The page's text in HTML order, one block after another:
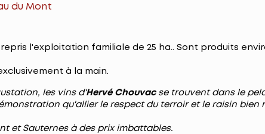
du Mont
l'exploitation familiale de 25 ha.. Sont produits
à la main.
les vins d'Hervé Chouvacse trouvent dans le
qu'allier le respect du terroir et le raisin
et Sauternes à des prix imbattables.